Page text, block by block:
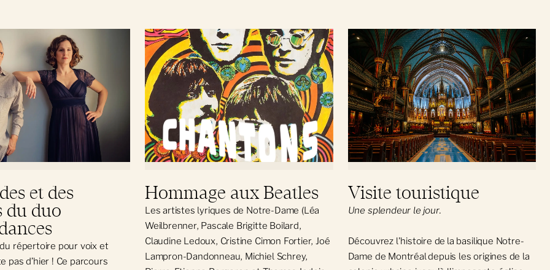
et des
du duo
du répertoire pour voix et
pas d’hier ! Ce parcours
Hommage aux Beatles
Les artistes lyriques de Notre-Dame (Léa
Weilbrenner, Pascale Brigitte Boilard,
Claudine Ledoux, Cristine Cimon Fortier, Joé
Lampron-Dandonneau, Michiel Schrey,
Visite touristique
Une splendeur le jour.
Découvrez l'histoire de la basilique Notre-
Dame de Montréal depuis les origines de la